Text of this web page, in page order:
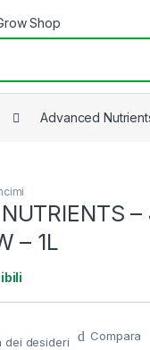
Advanced
–
– 1L
dei desideri Compara